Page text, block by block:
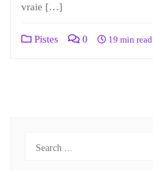
vraie […]
Pistes 0 19 min read